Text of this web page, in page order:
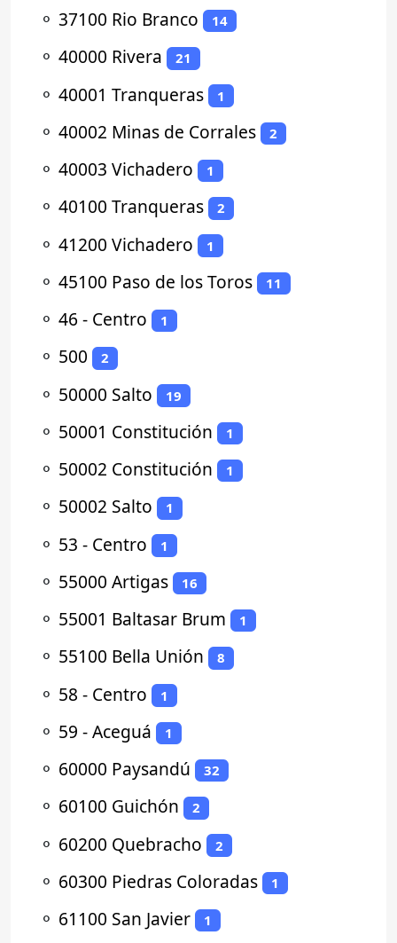
⚬ 37100 Rio Branco 14
⚬ 40000 Rivera 21
⚬ 40001 Tranqueras 1
⚬ 40002 Minas de Corrales 2
⚬ 40003 Vichadero 1
⚬ 40100 Tranqueras 2
⚬ 41200 Vichadero 1
⚬ 45100 Paso de los Toros 11
⚬ 46 - Centro 1
⚬ 500 2
⚬ 50000 Salto 19
⚬ 50001 Constitución 1
⚬ 50002 Constitución 1
⚬ 50002 Salto 1
⚬ 53 - Centro 1
⚬ 55000 Artigas 16
⚬ 55001 Baltasar Brum 1
⚬ 55100 Bella Unión 8
⚬ 58 - Centro 1
⚬ 59 - Aceguá 1
⚬ 60000 Paysandú 32
⚬ 60100 Guichón 2
⚬ 60200 Quebracho 2
⚬ 60300 Piedras Coloradas 1
⚬ 61100 San Javier 1